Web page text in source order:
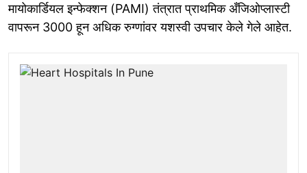
मायोकार्डियल इन्फेक्शन (PAMI) तंत्रात प्राथमिक अँजिओप्लास्टी
वापरून 3000 हून अधिक रुग्णांवर यशस्वी उपचार केले गेले आहेत.